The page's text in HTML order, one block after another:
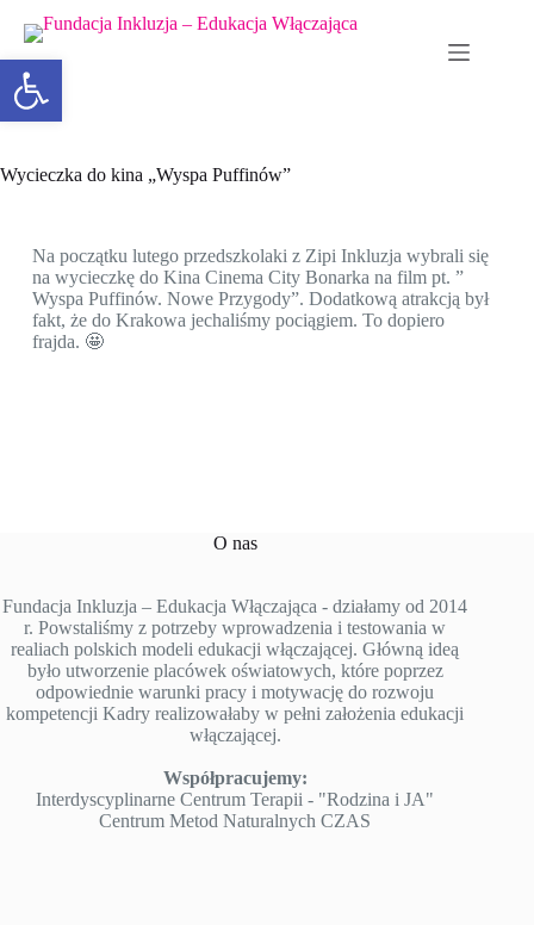
Wycieczka do kina „Wyspa Puffinów”
Na początku lutego przedszkolaki z Zipi Inkluzja wybrali się
na wycieczkę do Kina Cinema City Bonarka na film pt. ”
Wyspa Puffinów. Nowe Przygody”. Dodatkową atrakcją był
fakt, że do Krakowa jechaliśmy pociągiem. To dopiero
frajda. 🤩
O nas
Fundacja Inkluzja – Edukacja Włączająca - działamy od 2014
r. Powstaliśmy z potrzeby wprowadzenia i testowania w
realiach polskich modeli edukacji włączającej. Główną ideą
było utworzenie placówek oświatowych, które poprzez
odpowiednie warunki pracy i motywację do rozwoju
kompetencji Kadry realizowałaby w pełni założenia edukacji
włączającej.
Współpracujemy:
Interdyscyplinarne Centrum Terapii - "Rodzina i JA"
Centrum Metod Naturalnych CZAS
Otwórz pasek narzędzi